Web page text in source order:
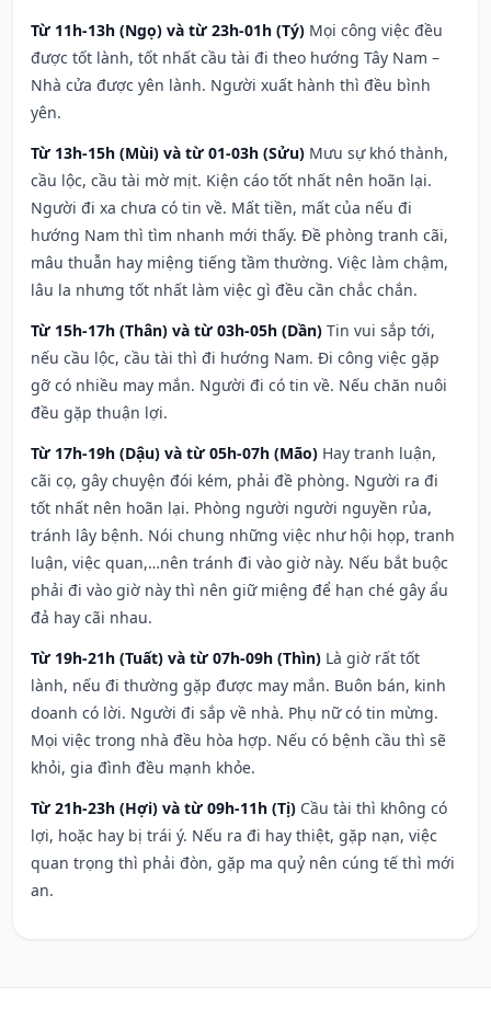
Từ 11h-13h (Ngọ) và từ 23h-01h (Tý) Mọi công việc đều
được tốt lành, tốt nhất cầu tài đi theo hướng Tây Nam –
Nhà cửa được yên lành. Người xuất hành thì đều bình
yên.
Từ 13h-15h (Mùi) và từ 01-03h (Sửu) Mưu sự khó thành,
cầu lộc, cầu tài mờ mịt. Kiện cáo tốt nhất nên hoãn lại.
Người đi xa chưa có tin về. Mất tiền, mất của nếu đi
hướng Nam thì tìm nhanh mới thấy. Đề phòng tranh cãi,
mâu thuẫn hay miệng tiếng tầm thường. Việc làm chậm,
lâu la nhưng tốt nhất làm việc gì đều cần chắc chắn.
Từ 15h-17h (Thân) và từ 03h-05h (Dần) Tin vui sắp tới,
nếu cầu lộc, cầu tài thì đi hướng Nam. Đi công việc gặp
gỡ có nhiều may mắn. Người đi có tin về. Nếu chăn nuôi
đều gặp thuận lợi.
Từ 17h-19h (Dậu) và từ 05h-07h (Mão) Hay tranh luận,
cãi cọ, gây chuyện đói kém, phải đề phòng. Người ra đi
tốt nhất nên hoãn lại. Phòng người người nguyền rủa,
tránh lây bệnh. Nói chung những việc như hội họp, tranh
luận, việc quan,…nên tránh đi vào giờ này. Nếu bắt buộc
phải đi vào giờ này thì nên giữ miệng để hạn ché gây ẩu
đả hay cãi nhau.
Từ 19h-21h (Tuất) và từ 07h-09h (Thìn) Là giờ rất tốt
lành, nếu đi thường gặp được may mắn. Buôn bán, kinh
doanh có lời. Người đi sắp về nhà. Phụ nữ có tin mừng.
Mọi việc trong nhà đều hòa hợp. Nếu có bệnh cầu thì sẽ
khỏi, gia đình đều mạnh khỏe.
Từ 21h-23h (Hợi) và từ 09h-11h (Tị) Cầu tài thì không có
lợi, hoặc hay bị trái ý. Nếu ra đi hay thiệt, gặp nạn, việc
quan trọng thì phải đòn, gặp ma quỷ nên cúng tế thì mới
an.